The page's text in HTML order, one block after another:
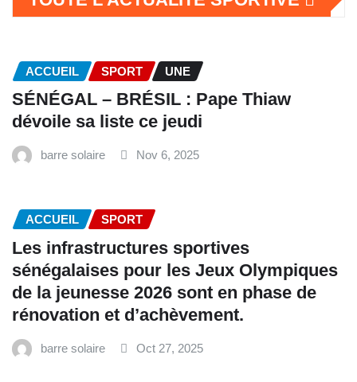
ACCUEIL SPORT UNE
SÉNÉGAL – BRÉSIL : Pape Thiaw
dévoile sa liste ce jeudi
barre solaire Nov 6, 2025
ACCUEIL SPORT
Les infrastructures sportives
sénégalaises pour les Jeux Olympiques
de la jeunesse 2026 sont en phase de
rénovation et d’achèvement.
barre solaire Oct 27, 2025